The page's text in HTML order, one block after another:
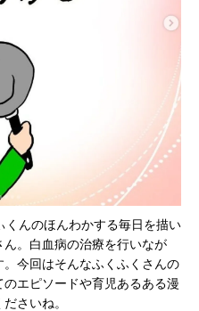
くんのほんわかする毎日を描い
。白血病の治療を行いなが
今回はそんなふくふくさんの
エピソードや育児あるある漫
さいね。